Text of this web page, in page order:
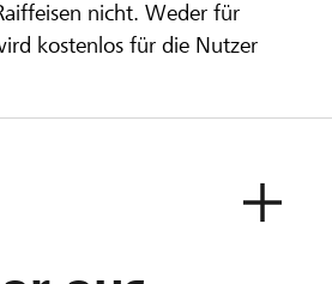
nicht. Weder für
kostenlos für die Nutzer